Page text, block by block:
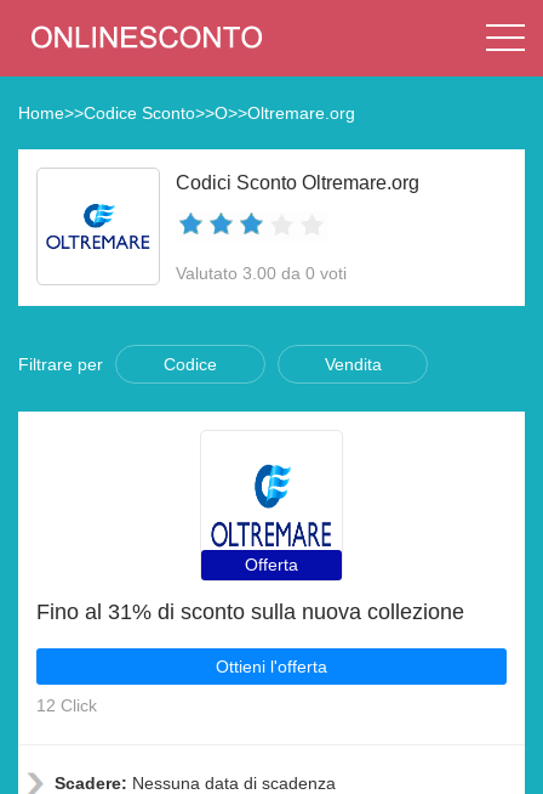
Home>>Codice Sconto>>O>>Oltremare.org
Codici Sconto Oltremare.org
Valutato 3.00 da 0 voti
Filtrare per Codice Vendita
Offerta
Fino al 31% di sconto sulla nuova collezione
Ottieni l'offerta
12 Click
Scadere: Nessuna data di scadenza